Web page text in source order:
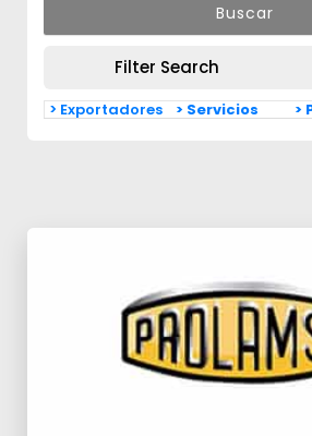
Filter Search
> Exportadores > Servicios >